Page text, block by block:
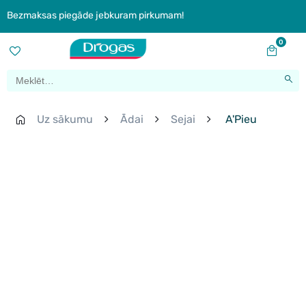
Bezmaksas piegāde jebkuram pirkumam!
0
Uz sākumu Ādai Sejai A'Pieu